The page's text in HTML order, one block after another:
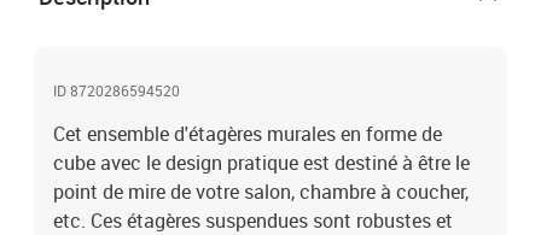
ID 8720286594520
Cet ensemble d'étagères murales en forme de
cube avec le design pratique est destiné à être le
point de mire de votre salon, chambre à coucher,
etc. Ces étagères suspendues sont robustes et